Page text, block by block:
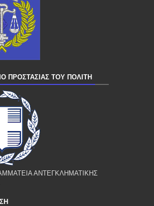
ΠΡΟΣΤΑΣΙΑΣ ΤΟΥ ΠΟΛΙΤΗ
ΑΝΤΕΓΚΛΗΜΑΤΙΚΗΣ